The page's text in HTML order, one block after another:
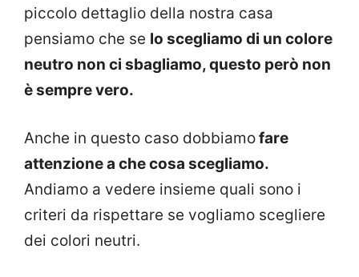
piccolo dettaglio della nostra casa
pensiamo che se lo scegliamo di un colore
neutro non ci sbagliamo, questo però non
è sempre vero.
Anche in questo caso dobbiamofare
attenzione a che cosa scegliamo.
Andiamo a vedere insieme quali sono i
criteri da rispettare se vogliamo scegliere
dei colori neutri.